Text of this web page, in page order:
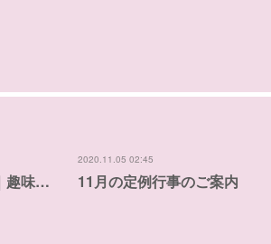
趣味…
2020.11.05 02:45
11月の定例行事のご案内